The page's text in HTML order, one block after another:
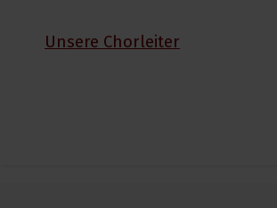
Unsere Chorleiter